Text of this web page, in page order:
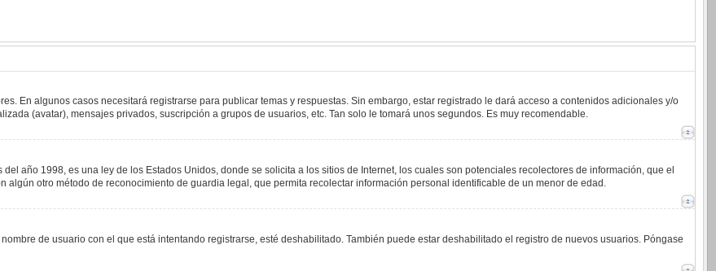
En algunos casos necesitará registrarse para publicar temas y respuestas. Sin embargo, estar registrado le dará acceso a contenidos adicionales y/o
(avatar), mensajes privados, suscripción a grupos de usuarios, etc. Tan solo le tomará unos segundos. Es muy recomendable.
año 1998, es una ley de los Estados Unidos, donde se solicita a los sitios de Internet, los cuales son potenciales recolectores de información, que el
otro método de reconocimiento de guardia legal, que permita recolectar información personal identificable de un menor de edad.
de usuario con el que está intentando registrarse, esté deshabilitado. También puede estar deshabilitado el registro de nuevos usuarios. Póngase